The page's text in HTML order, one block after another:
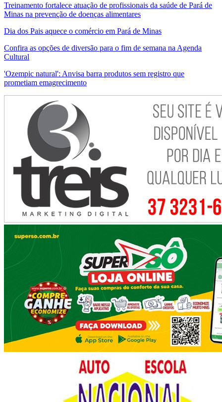
Treinamento fortalece atuação de profissionais da saúde de Pará de
Minas na prevenção de doenças alimentares
Dia dos Pais aquece o comércio em Pará de Minas
Confira as opções de diversão para o fim de semana na Agenda
Cultural
'Ozempic natural': Anvisa barra produtos sem registro que
prometiam emagrecimento